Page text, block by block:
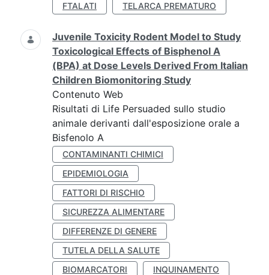
FTALATI
TELARCA PREMATURO
Juvenile Toxicity Rodent Model to Study
Toxicological Effects of Bisphenol A
(BPA) at Dose Levels Derived From Italian
Children Biomonitoring Study
Contenuto Web
Risultati di Life Persuaded sullo studio
animale derivanti dall'esposizione orale a
Bisfenolo A
CONTAMINANTI CHIMICI
EPIDEMIOLOGIA
FATTORI DI RISCHIO
SICUREZZA ALIMENTARE
DIFFERENZE DI GENERE
TUTELA DELLA SALUTE
BIOMARCATORI
INQUINAMENTO